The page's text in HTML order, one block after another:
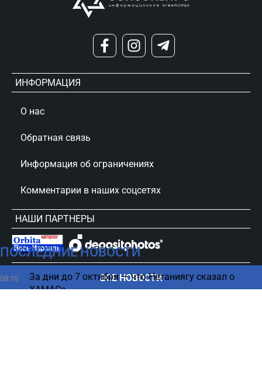
ПОСЛЕДНИЕ НОВОСТИ
08:10
За дни до 7 октября — что Нетаниягу сказал о
ХАМАСе
ВСЕ НОВОСТИ
ИНФОРМАЦИЯ
О нас
Обратная связь
Информация об ограничениях
Комментарии в наших соцсетях
НАШИ ПАРТНЕРЫ
сursorinfo.co.il © Все права защищены